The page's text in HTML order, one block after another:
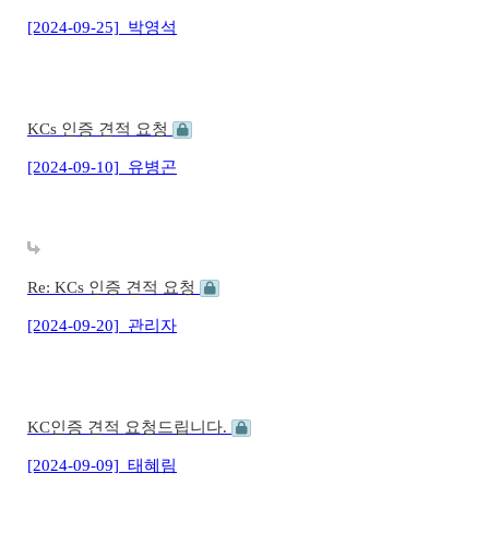
[2024-09-25] 박영석
KCs 인증 견적 요청
[2024-09-10] 유병곤
Re: KCs 인증 견적 요청
[2024-09-20] 관리자
KC인증 견적 요청드립니다.
[2024-09-09] 태혜림